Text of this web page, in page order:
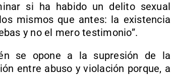
si ha habido un delito sexual
mismos que antes: la existencia
y no el mero testimonio”.
se opone a la supresión de la
entre abuso y violación porque, a